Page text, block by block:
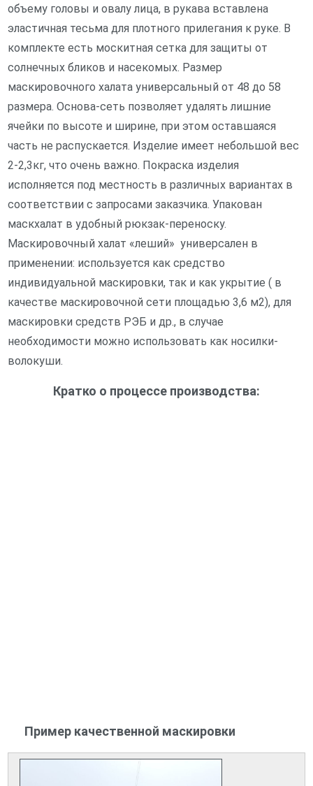
объему головы и овалу лица, в рукава вставлена
эластичная тесьма для плотного прилегания к руке. В
комплекте есть москитная сетка для защиты от
солнечных бликов и насекомых. Размер
маскировочного халата универсальный от 48 до 58
размера. Основа-сеть позволяет удалять лишние
ячейки по высоте и ширине, при этом оставшаяся
часть не распускается. Изделие имеет небольшой вес
2-2,3кг, что очень важно. Покраска изделия
исполняется под местность в различных вариантах в
соответствии с запросами заказчика. Упакован
маскхалат в удобный рюкзак-переноску.
Маскировочный халат «леший» универсален в
применении: используется как средство
индивидуальной маскировки, так и как укрытие ( в
качестве маскировочной сети площадью 3,6 м2), для
маскировки средств РЭБ и др., в случае
необходимости можно использовать как носилки-
волокуши.
Кратко о процессе производства:
Пример качественной маскировки